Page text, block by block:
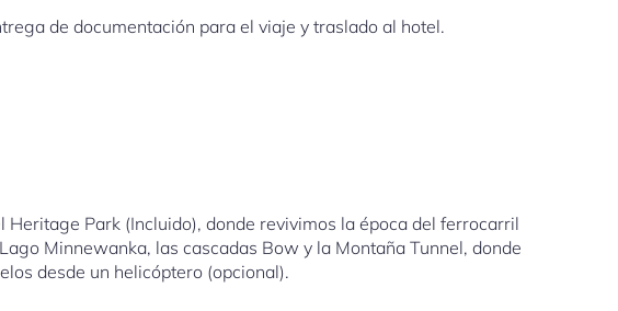
de documentación para el viaje y traslado al hotel.
Park (Incluido), donde revivimos la época del ferrocarril
Minnewanka, las cascadas Bow y la Montaña Tunnel, donde
desde un helicóptero (opcional).